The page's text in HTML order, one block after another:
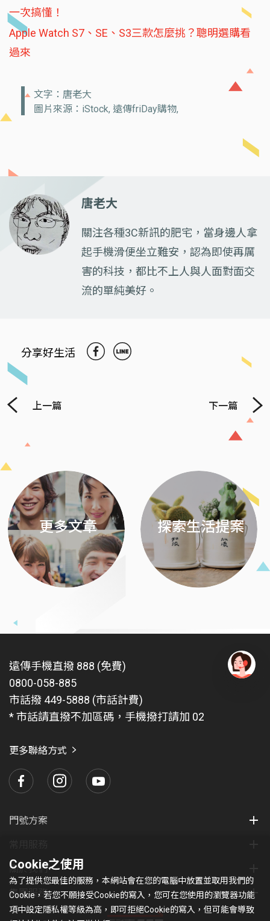
一次搞懂！
Apple Watch S7、SE、S3三款怎麼挑？聰明選購看
過來
文字：唐老大
圖片來源：iStock, 遠傳friDay購物,
唐老大
關注各種3C新訊的肥宅，當身邊人拿
起手機滑便坐立難安，認為即使再厲
害的科技，都比不上人與人面對面交
流的單純美好。
分享好生活
上一篇 下一篇
Previous
更多文章 探索生活提案
遠傳手機直撥 888 (免費)
0800-058-885
市話撥 449-5888 (市話計費)
* 市話請直撥不加區碼，手機撥打請加 02
更多聯絡方式
門號方案
關於我們
集團服務
Cookie之使用
為了提供您最佳的服務，本網站會在您的電腦中放置並取用我們的
Cookie，若您不願接受Cookie的寫入，您可在您使用的瀏覽器功能
項中設定隱私權等級為高，即可拒絕Cookie的寫入，但可能會導致